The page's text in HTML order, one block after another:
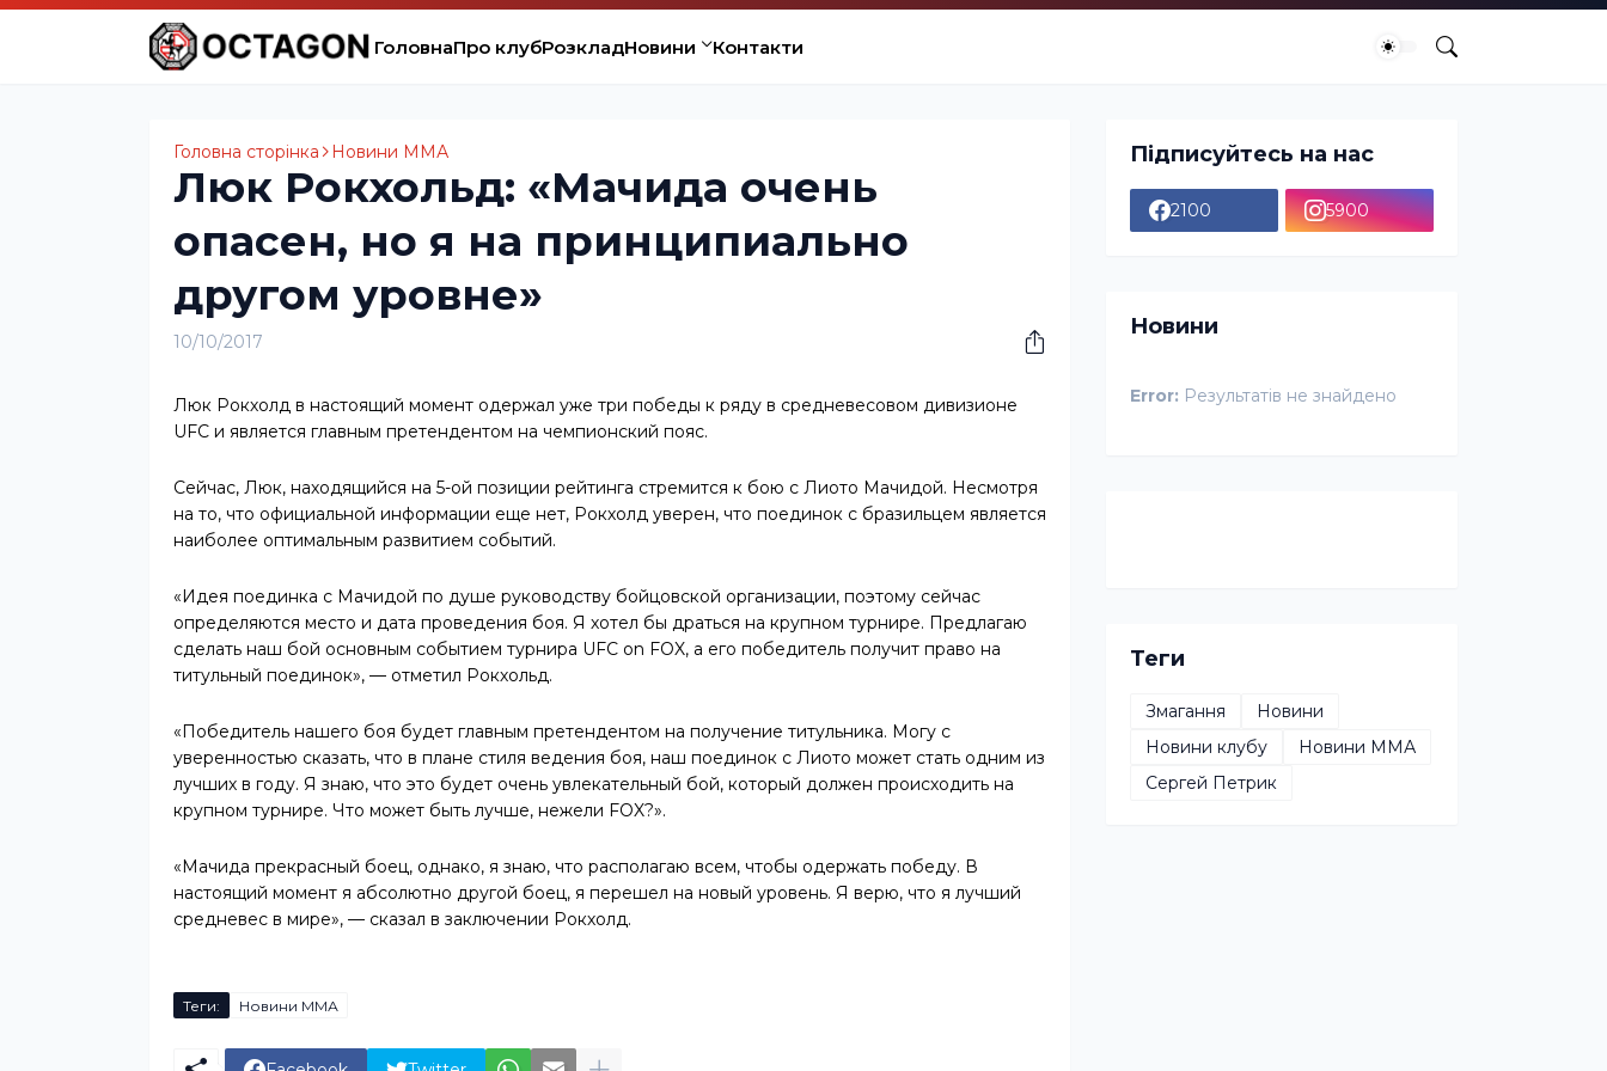
ГоловнаПро клубРозкладНовини Контакти
Головна сторінка Новини ММА
Люк Рокхольд: «Мачида очень
опасен, но я на принципиально
другом уровне»
10/10/2017
Люк Рокхолд в настоящий момент одержал уже три победы к ряду в средневесовом дивизионе
UFC и является главным претендентом на чемпионский пояс.
Сейчас, Люк, находящийся на 5-ой позиции рейтинга стремится к бою с Лиото Мачидой. Несмотря
на то, что официальной информации еще нет, Рокхолд уверен, что поединок с бразильцем является
наиболее оптимальным развитием событий.
«Идея поединка с Мачидой по душе руководству бойцовской организации, поэтому сейчас
определяются место и дата проведения боя. Я хотел бы драться на крупном турнире. Предлагаю
сделать наш бой основным событием турнира UFC on FOX, а его победитель получит право на
титульный поединок», — отметил Рокхольд.
«Победитель нашего боя будет главным претендентом на получение титульника. Могу с
уверенностью сказать, что в плане стиля ведения боя, наш поединок с Лиото может стать одним из
лучших в году. Я знаю, что это будет очень увлекательный бой, который должен происходить на
крупном турнире. Что может быть лучше, нежели FOX?».
«Мачида прекрасный боец, однако, я знаю, что располагаю всем, чтобы одержать победу. В
настоящий момент я абсолютно другой боец, я перешел на новый уровень. Я верю, что я лучший
средневес в мире», — сказал в заключении Рокхолд.
Теги: Новини ММА
Підписуйтесь на нас
2100 5900
Новини
Error: Результатів не знайдено
Теги
Змагання
Новини
Новини клубу
Новини ММА
Сергей Петрик